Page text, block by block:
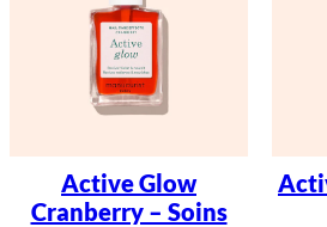
Active Glow
Cranberry – Soins